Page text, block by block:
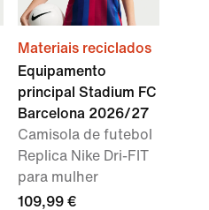
Materiais reciclados
Equipamento
principal Stadium FC
Barcelona 2026/27
Camisola de futebol
Replica Nike Dri-FIT
para mulher
109,99 €